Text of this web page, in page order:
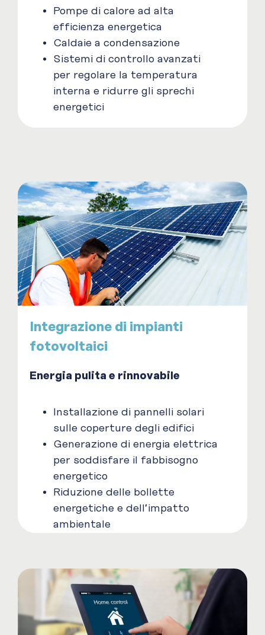
Pompe di calore ad alta
efficienza energetica
Caldaie a condensazione
Sistemi di controllo avanzati
per regolare la temperatura
interna e ridurre gli sprechi
energetici
Integrazione di impianti
fotovoltaici
Energia pulita e rinnovabile
Installazione di pannelli solari
sulle coperture degli edifici
Generazione di energia elettrica
per soddisfare il fabbisogno
energetico
Riduzione delle bollette
energetiche e dell’impatto
ambientale